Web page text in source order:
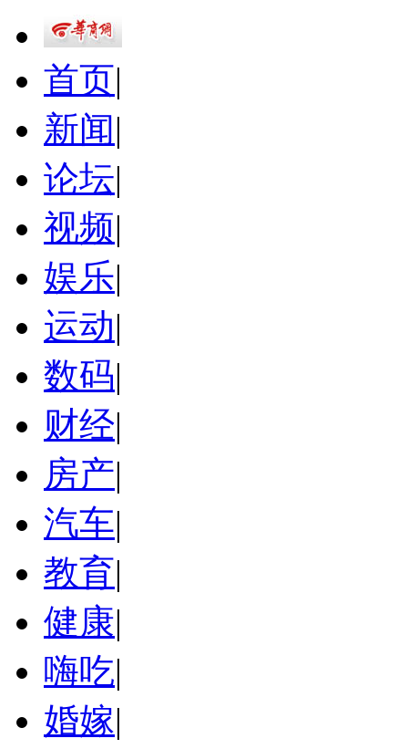
首页|
新闻|
论坛|
视频|
娱乐|
运动|
数码|
财经|
房产|
汽车|
教育|
健康|
嗨吃|
婚嫁|